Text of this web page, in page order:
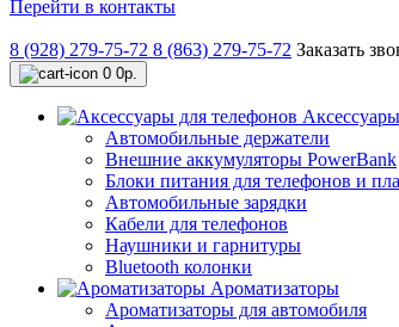
Перейти в контакты
8 (928) 279-75-72 8 (863) 279-75-72 Заказать
0 0р.
Автомобильные держатели
Внешние аккумуляторы PowerBank
Блоки питания для телефонов и
Автомобильные зарядки
Кабели для телефонов
Наушники и гарнитуры
Bluetooth колонки
Ароматизаторы
Ароматизаторы для автомобиля